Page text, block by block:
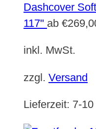
Dashcover
117" ab €
inkl. MwSt.
zzgl. Versand
Lieferzeit: 7-